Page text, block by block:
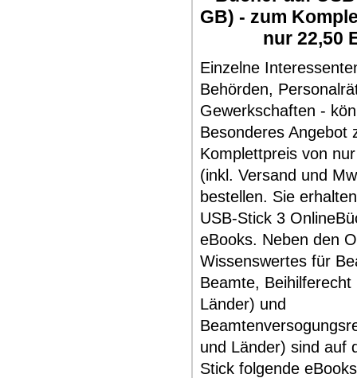
GB) - zum
nur 22,50
Einzelne
Behörden,
Gewerkschaften -
Besonderes Angebot
Komplettpreis von
(inkl. Versand und
bestellen. Sie
USB-Stick 3
eBooks. Neben den
Wissenswertes für
Beamte, Beihilferecht
Länder) und
und Länder) sind auf
Stick folgende